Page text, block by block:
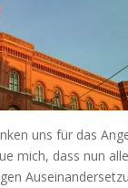
uns für das
mich, dass nun